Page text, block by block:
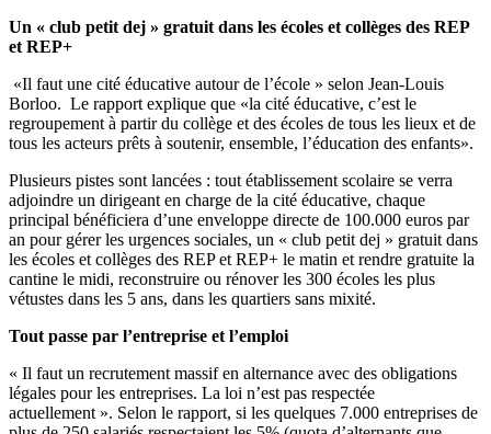
Un « club petit dej » gratuit dans les écoles et collèges des REP
et REP+
«Il faut une cité éducative autour de l’école » selon Jean-Louis
Borloo. Le rapport explique que «la cité éducative, c’est le
regroupement à partir du collège et des écoles de tous les lieux et de
tous les acteurs prêts à soutenir, ensemble, l’éducation des enfants».
Plusieurs pistes sont lancées : tout établissement scolaire se verra
adjoindre un dirigeant en charge de la cité éducative, chaque
principal bénéficiera d’une enveloppe directe de 100.000 euros par
an pour gérer les urgences sociales, un « club petit dej » gratuit dans
les écoles et collèges des REP et REP+ le matin et rendre gratuite la
cantine le midi, reconstruire ou rénover les 300 écoles les plus
vétustes dans les 5 ans, dans les quartiers sans mixité.
Tout passe par l’entreprise et l’emploi
« Il faut un recrutement massif en alternance avec des obligations
légales pour les entreprises. La loi n’est pas respectée
actuellement ». Selon le rapport, si les quelques 7.000 entreprises de